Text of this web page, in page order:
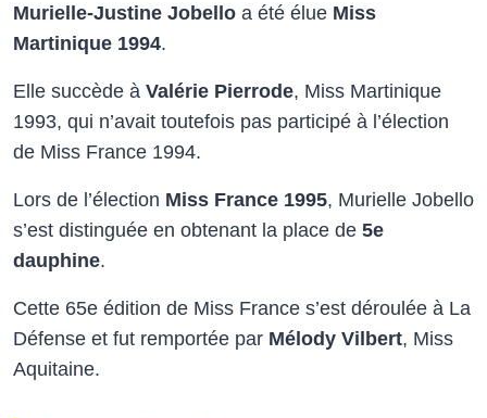
Murielle-Justine Jobello a été élue Miss
Martinique 1994.
Elle succède à Valérie Pierrode, Miss Martinique
1993, qui n’avait toutefois pas participé à l’élection
de Miss France 1994.
Lors de l’élection Miss France 1995, Murielle Jobello
s’est distinguée en obtenant la place de 5e
dauphine.
Cette 65e édition de Miss France s’est déroulée à La
Défense et fut remportée par Mélody Vilbert, Miss
Aquitaine.